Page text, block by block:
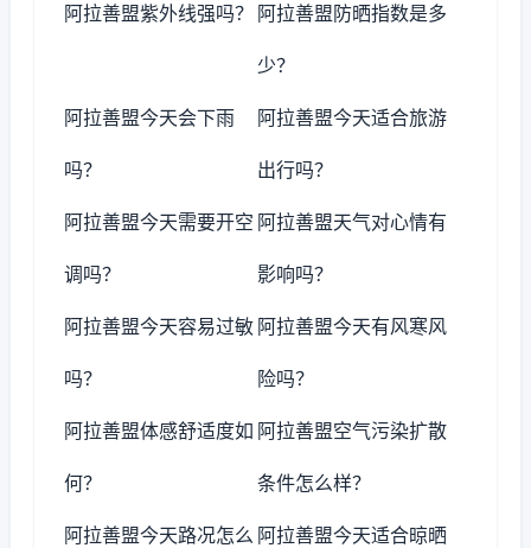
阿拉善盟紫外线强吗？ 阿拉善盟防晒指数是多
少？
阿拉善盟今天会下雨
吗？
阿拉善盟今天适合旅游
出行吗？
阿拉善盟今天需要开空
调吗？
阿拉善盟天气对心情有
影响吗？
阿拉善盟今天容易过敏
吗？
阿拉善盟今天有风寒风
险吗？
阿拉善盟体感舒适度如
何？
阿拉善盟空气污染扩散
条件怎么样？
阿拉善盟今天路况怎么 阿拉善盟今天适合晾晒